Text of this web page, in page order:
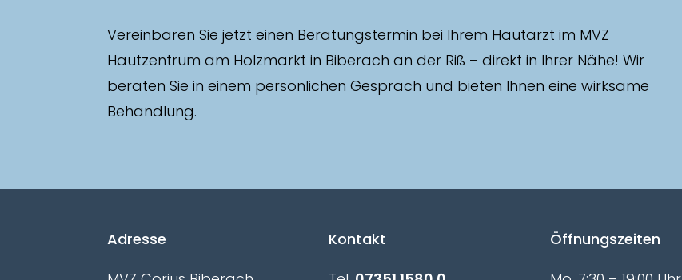
Vereinbaren Sie jetzt einen Beratungstermin bei Ihrem Hautarzt im MVZ
Hautzentrum am Holzmarkt in Biberach an der Riß – direkt in Ihrer Nähe! Wir
beraten Sie in einem persönlichen Gespräch und bieten Ihnen eine wirksame
Behandlung.
Adresse
Kontakt
Öffnungszeiten